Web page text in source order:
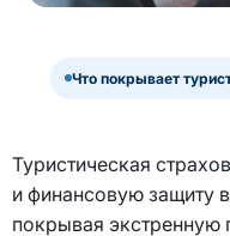
Что покрывает
Туристическая
и финансовую защиту
покрывая экстренную